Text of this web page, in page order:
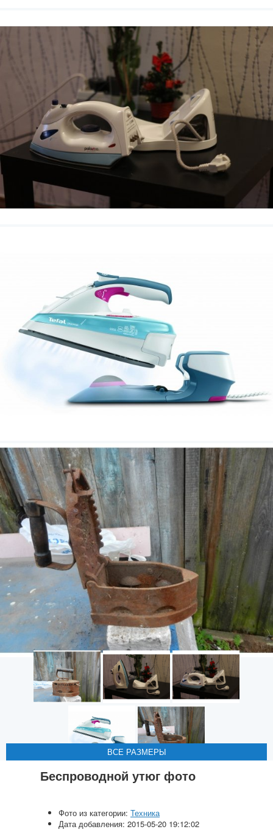
ВСЕ РАЗМЕРЫ
ВСЕ РАЗМЕРЫ
ВСЕ РАЗМЕРЫ
ВСЕ РАЗМЕРЫ
ВСЕ РАЗМЕРЫ
Беспроводной утюг фото
Фото из категории: Техника
Дата добавления: 2015-05-20 19:12:02